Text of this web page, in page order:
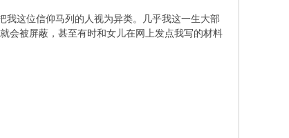
这位信仰马列的人视为异类。几乎我这一生大部
会被屏蔽，甚至有时和女儿在网上发点我写的材料